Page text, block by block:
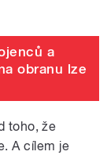
a
obranu lze
toho, že
A cílem je